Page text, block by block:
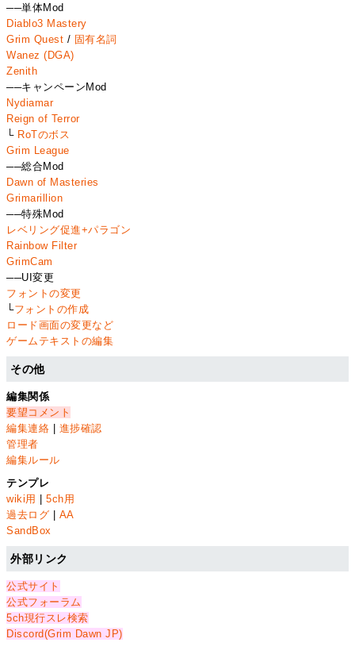
──単体Mod
Diablo3 Mastery
Grim Quest / 固有名詞
Wanez (DGA)
Zenith
──キャンペーンMod
Nydiamar
Reign of Terror
└ RoTのボス
Grim League
──総合Mod
Dawn of Masteries
Grimarillion
──特殊Mod
レベリング促進+パラゴン
Rainbow Filter
GrimCam
──UI変更
フォントの変更
└フォントの作成
ロード画面の変更など
ゲームテキストの編集
その他
編集関係
要望コメント
編集連絡
進捗確認
管理者
編集ルール
テンプレ
wiki用
|5ch用
過去ログ
AA
SandBox
外部リンク
公式サイト
公式フォーラム
5ch現行スレ検索
Discord(Grim Dawn JP)